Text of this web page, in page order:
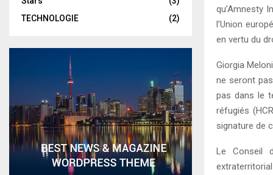
qu’Amnesty
l’Union
en vertu du
Giorgia
ne seront
pas dans le
réfugiés
signature de
Le Conseil
TECHNOLOGIE
(2)